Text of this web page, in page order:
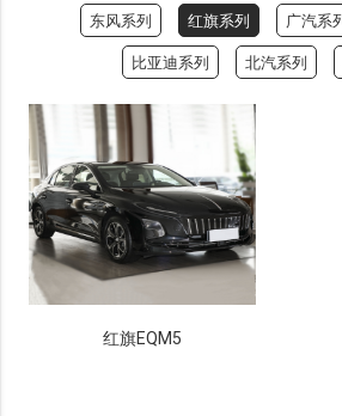
东风系列 红旗系列 广汽系
比亚迪系列 北汽系列
红旗EQM5